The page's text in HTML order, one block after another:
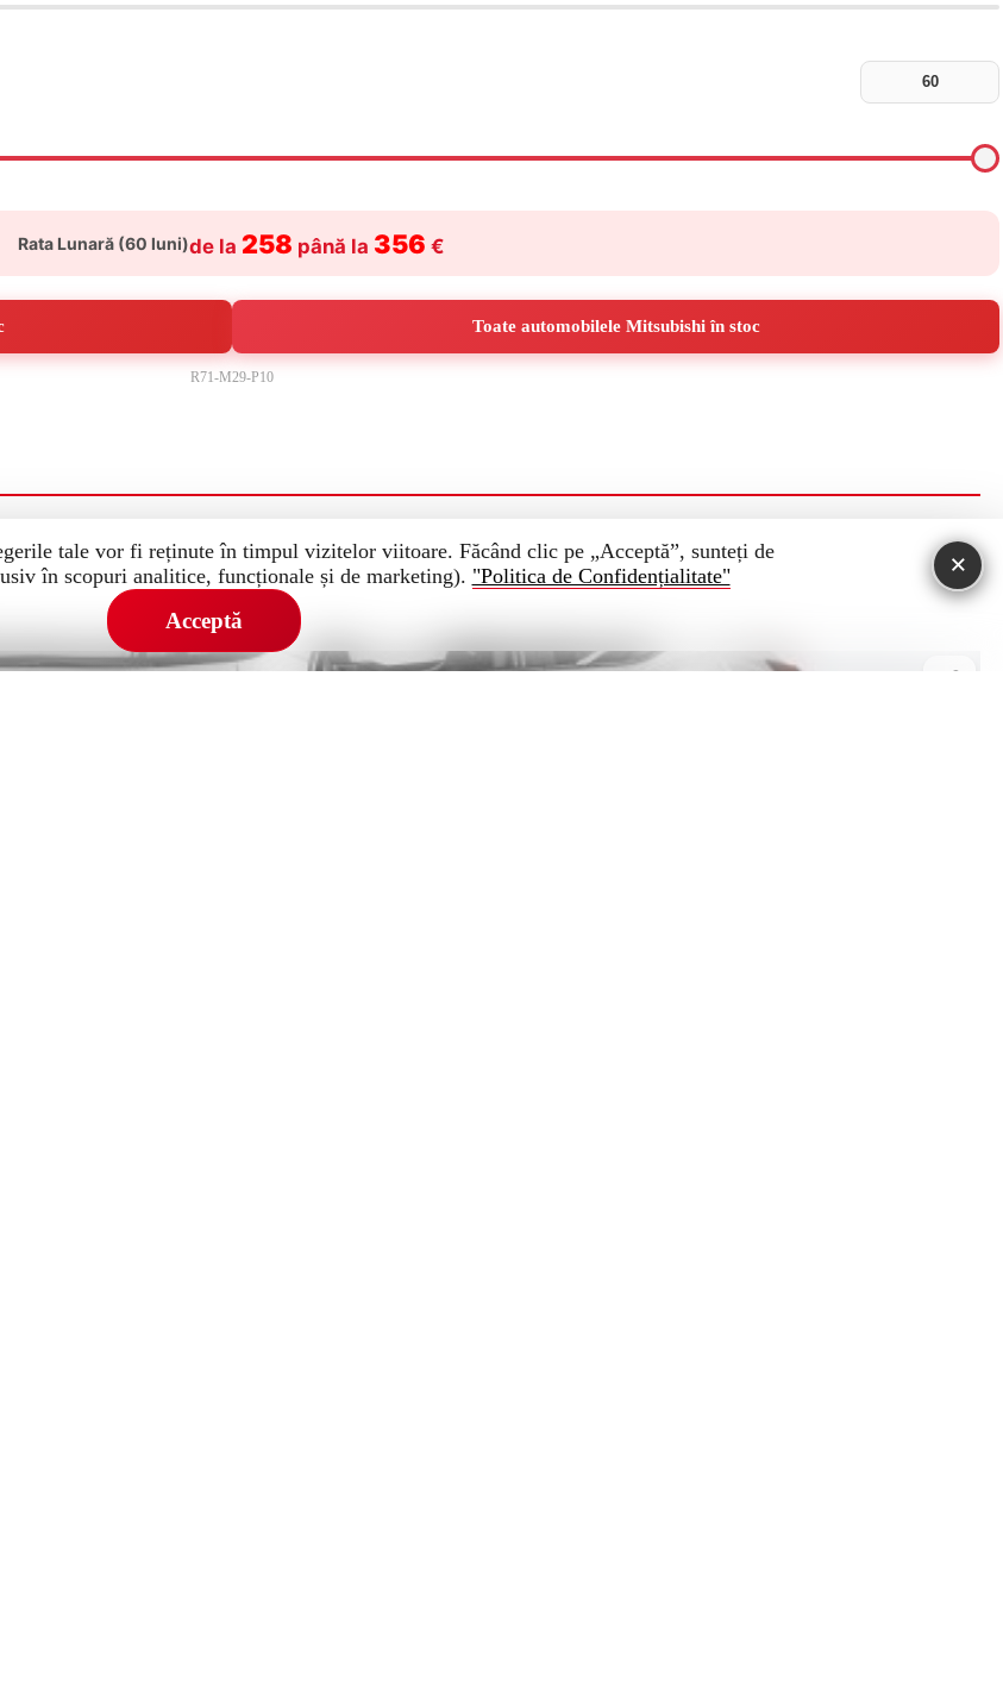
×
tale vor fi reținute în timpul vizitelor viitoare. Făcând clic pe „Acceptă”, sunteți de
în scopuri analitice, funcționale și de marketing). "Politica de Confidențialitate"
Acceptă
Rata Lunară (60 luni)de la 258 până la 356 €
Toate automobilele Mitsubishi în stoc
R71-M29-P10